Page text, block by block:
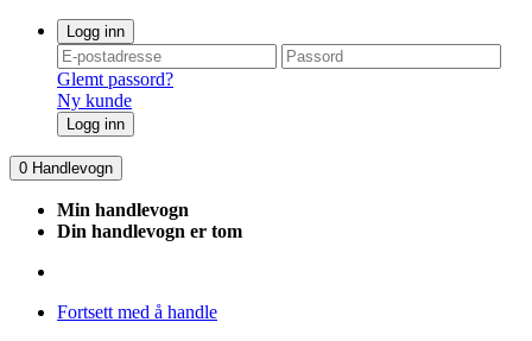
Logg inn
Glemt passord?
Ny kunde
Logg inn
0 Handlevogn
Min handlevogn
Din handlevogn er tom
Fortsett med å handle